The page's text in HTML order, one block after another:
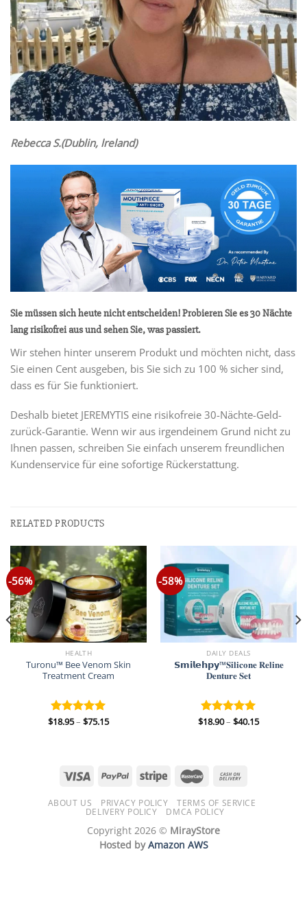
Rebecca S.(Dublin, lreland)
Sie müssen sich heute nicht entscheiden! Probieren Sie es 30 Nächte
lang risikofrei aus und sehen Sie, was passiert.
Wir stehen hinter unserem Produkt und möchten nicht, dass
Sie einen Cent ausgeben, bis Sie sich zu 100 % sicher sind,
dass es für Sie funktioniert.
Deshalb bietet JEREMYTIS eine risikofreie 30-Nächte-Geld-
zurück-Garantie. Wenn wir aus irgendeinem Grund nicht zu
Ihnen passen, schreiben Sie einfach unserem freundlichen
Kundenservice für eine sofortige Rückerstattung.
RELATED PRODUCTS
-56%
HEALTH
Turonu™ Bee Venom Skin
Treatment Cream
Rated 5.00
$18.95– $75.15Price
-58%
DAILY DEALS
𝗦𝗺𝗶𝗹𝗲𝗵𝗽𝘆™𝐒𝐢𝐥𝐢𝐜𝐨𝐧𝐞 𝐑𝐞𝐥𝐢𝐧𝐞
𝐃𝐞𝐧𝐭𝐮𝐫𝐞 𝐒𝐞𝐭
Rated 5.00
$18.90– $40.15Price
ABOUT US PRIVACY POLICY
TERMS OF SERVICE
DELIVERY POLICY
DMCA POLICY
Copyright 2026 © MirayStore
Hosted byAmazon AWS